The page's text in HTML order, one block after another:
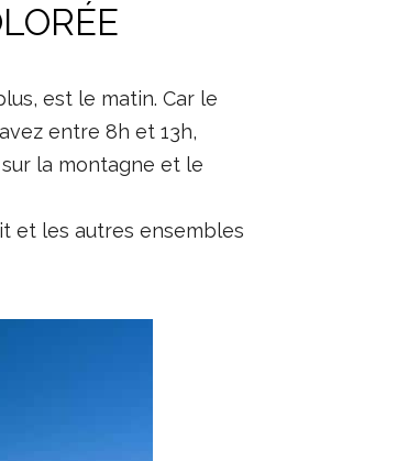
est le matin. Car le
entre 8h et 13h,
la montagne et le
et les autres ensembles